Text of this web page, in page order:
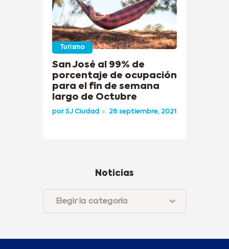
Turismo
San José al 99% de
porcentaje de ocupación
para el fin de semana
largo de Octubre
porSJ Ciudad 28 septiembre, 2021
Noticias